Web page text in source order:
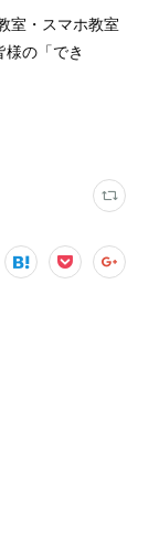
室・スマホ教室
の「でき